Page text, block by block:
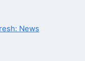
News